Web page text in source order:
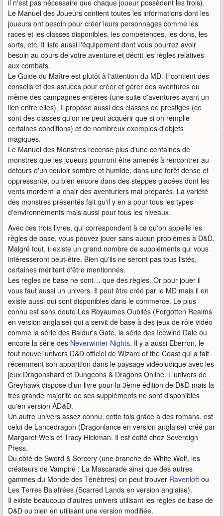
il n'est pas nécessaire que chaque joueur possèdent les trois).
Le Manuel des Joueurs contient toutes les informations dont les
joueurs ont besoin pour créer leurs personnages comme les
races et les classes disponibles, les compétences, les dons, les
sorts, etc. Il liste aussi l'équipement dont vous pourrez avoir
besoin au cours de votre aventure et décrit les règles relatives
aux combats.
Le Guide du Maître est plutôt à l'attention du MD. Il contient des
conseils et des astuces pour créer et gérer des aventures ou
même des campagnes entières (une suite d'aventures ayant un
lien entre elles). Il propose aussi des classes de prestiges (ce
sont des classes qu'on ne peut acquérir que si on remplie
certaines conditions) et de nombreux exemples d'objets
magiques.
Le Manuel des Monstres recense plus d'une centaines de
monstres que les joueurs pourront être amenés à rencontrer au
détours d'un couloir sombre et humide, dans une forêt dense et
oppressante, ou bien encore dans des steppes glacées dont les
vents mordent la chair des aventuriers mal préparés. La variété
des monstres présentés fait qu'il y en a pour tous les types
d'environnements mais aussi pour tous les niveaux.
Avec ces trois livres, qui correspondent à ce qu'on appelle les
règles de base, vous pouvez jouer sans aucun problèmes à D&D.
Malgré tout, il existe un grand nombre de suppléments qui vous
intéresseront peut-être. Bien qu'ils ne seront pas tous listés,
certaines méritent d'être mentionnés.
Les règles de base ne sont… que des règles. Or pour jouer il
vous faut aussi un univers. Il peut être créé par le MD mais il en
existe aussi qui sont disponibles dans le commerce. Le plus
connu est sans doute Les Royaumes Oubliés (Forgotten Realms
en version anglaise) qui a servit de base à des jeux de rôle vidéo
comme la série des Baldur's Gate, la série des Icewind Dale ou
encore la série des Neverwinter Nights. Il y a aussi Eberron, le
tout nouvel univers D&D officiel de Wizard of the Coast qui a fait
récemment son apparition dans le paysage vidéoludique avec les
jeux Dragonshard et Dungeons & Dragons Online. L'univers de
Greyhawk dispose d'un livre pour la 3ème édition de D&D mais la
très grande majorité de ses suppléments ne sont disponibles
qu'en version AD&D.
Un autre univers assez connu, cette fois grâce à des romans, est
celui de Lancedragon (Dragonlance en version anglaise) créé par
Margaret Weis et Tracy Hickman. Il est édité chez Sovereign
Press.
Du côté de Sword & Sorcery (une branche de White Wolf, les
créateurs de Vampire : La Mascarade ainsi que des autres
gammes du Monde des Ténèbres) on peut trouver Ravenloft ou
Les Terres Balafrées (Scarred Lands en version anglaise).
Il existe beaucoup d'autres univers utilisant les règles de base de
D&D ou bien en utilisant une version modifiée.